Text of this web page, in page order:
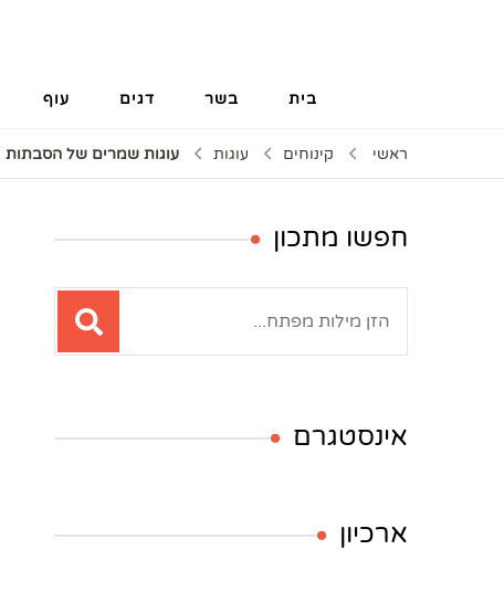
בית בשר דגים עוף
ראשי קינוחים עוגות עוגות שמרים של הסבתות
חפשו מתכון
אינסטגרם
ארכיון